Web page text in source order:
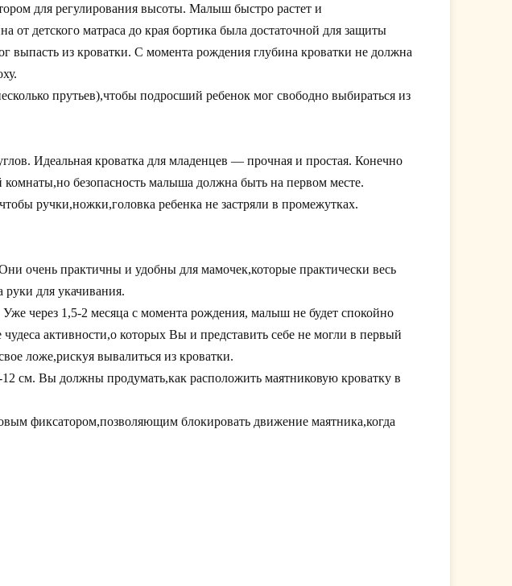
для регулирования высоты. Малыш быстро растет и
от детского матраса до края бортика была достаточной для защиты
выпасть из кроватки. С момента рождения глубина кроватки не должна
прутьев),чтобы подросший ребенок мог свободно выбираться из
Идеальная кроватка для младенцев — прочная и простая. Конечно
комнаты,но безопасность малыша должна быть на первом месте.
ручки,ножки,головка ребенка не застряли в промежутках.
очень практичны и удобны для мамочек,которые практически весь
руки для укачивания.
через 1,5-2 месяца с момента рождения, малыш не будет спокойно
активности,о которых Вы и представить себе не могли в первый
ложе,рискуя вывалиться из кроватки.
см. Вы должны продумать,как расположить маятниковую кроватку в
фиксатором,позволяющим блокировать движение маятника,когда